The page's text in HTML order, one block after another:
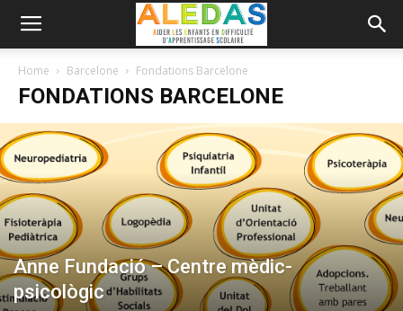
Home Barcelone Fondations Barcelone
FONDATIONS BARCELONE
Anne Fundació – Centre mèdic-
psicològic